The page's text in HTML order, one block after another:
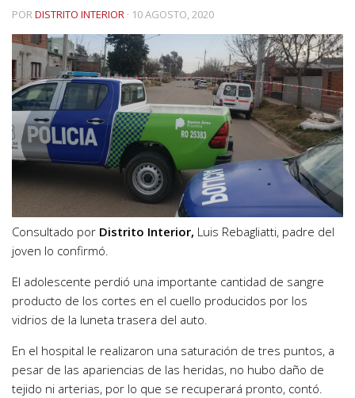
PORDISTRITO INTERIOR · 10 AGOSTO, 2020
Consultado por Distrito Interior, Luis Rebagliatti, padre del
joven lo confirmó.
El adolescente perdió una importante cantidad de sangre
producto de los cortes en el cuello producidos por los
vidrios de la luneta trasera del auto.
En el hospital le realizaron una saturación de tres puntos, a
pesar de las apariencias de las heridas, no hubo daño de
tejido ni arterias, por lo que se recuperará pronto, contó.